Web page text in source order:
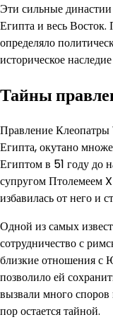
Эти сильные
Египта и весь
определяло
историческое
Тайны
Правление
Египта, окутано
Египтом в 51 году до
супругом Птолемеем
избавилась от него и
Одной из самых
сотрудничество с
близкие отношения
позволило ей
вызвали много
пор остается тайной.